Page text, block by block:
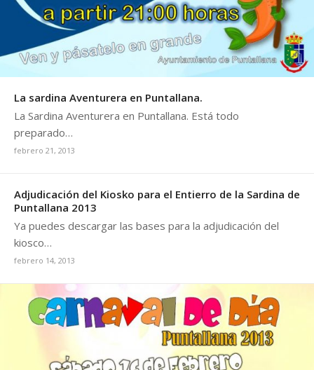
nuevas opciones de entretenimiento.
La sardina Aventurera en Puntallana.
La Sardina Aventurera en Puntallana. Está todo
preparado…
febrero 21, 2013
Adjudicación del Kiosko para el Entierro de la Sardina de
Puntallana 2013
Ya puedes descargar las bases para la adjudicación del
kiosco…
febrero 14, 2013